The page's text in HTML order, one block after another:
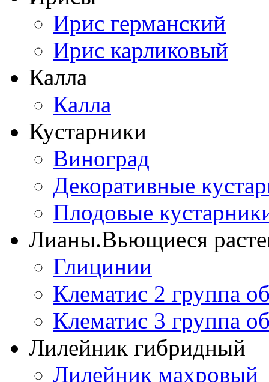
Ирис германский
Ирис карликовый
Калла
Калла
Кустарники
Виноград
Декоративные
Плодовые
Лианы.Вьющиеся
Глицинии
Клематис 2 группа
Клематис 3 группа
Лилейник гибридный
Лилейник махровый